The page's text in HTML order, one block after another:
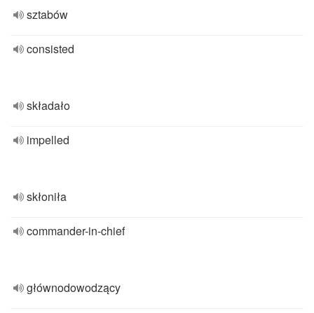
sztabów
consisted
składało
impelled
skłoniła
commander-in-chief
głównodowodzący